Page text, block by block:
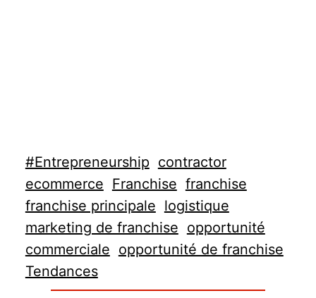
#Entrepreneurship contractor
ecommerce Franchise franchise
franchise principale logistique
marketing de franchise opportunité
commerciale opportunité de franchise
Tendances